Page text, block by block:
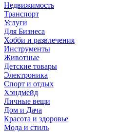
Недвижимость
Транспорт
Услуги
Для Бизнеса
Хобби и развлечения
Инструменты
Животные
Детские товары
Электроника
Спорт и отдых
Хэндмейд
Личные вещи
Дом и Дача
Красота и здоровье
Мода и стиль